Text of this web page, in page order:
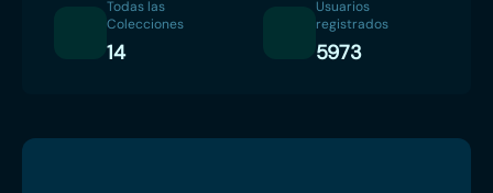
Todas las
Colecciones
14
Usuarios
registrados
5973